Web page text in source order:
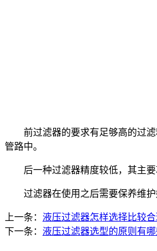
前过滤器的要求有足够高的过滤
管路中。
后一种过滤器精度较低，其主要
过滤器在使用之后需要保养维护
上一条： 液压过滤器怎样选择比较合
下一条： 液压过滤器选型的原则有